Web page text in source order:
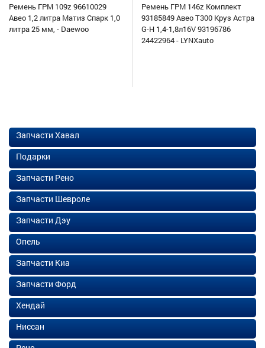
Ремень ГРМ 109z 96610029
Авео 1,2 литра Матиз Спарк 1,0
литра 25 мм, - Daewoo
Ремень ГРМ 146z Комплект
93185849 Авео Т300 Круз Астра
G-H 1,4-1,8л16V 93196786
24422964 - LYNXauto
Запчасти Хавал
Подарки
Запчасти Рено
Запчасти Шевроле
Запчасти Дэу
Опель
Запчасти Киа
Запчасти Форд
Хендай
Ниссан